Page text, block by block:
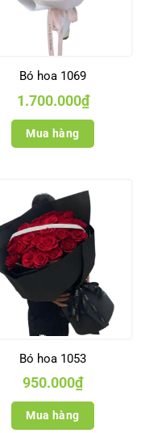
Bó hoa 1069
1.700.000₫
Mua hàng
Bó hoa 1053
950.000₫
Mua hàng